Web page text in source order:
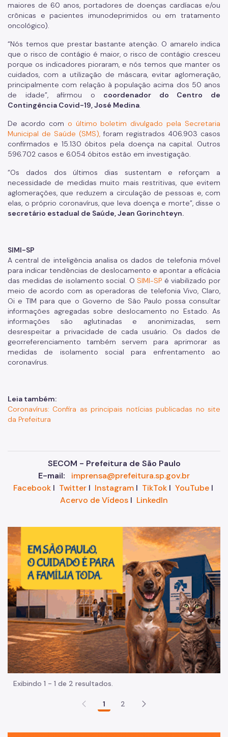
maiores de 60 anos, portadores de doenças cardíacas e/ou
crônicas e pacientes imunodeprimidos ou em tratamento
oncológico).
“Nós temos que prestar bastante atenção. O amarelo indica
que o risco de contágio é maior, o risco de contágio cresceu
porque os indicadores pioraram, e nós temos que manter os
cuidados, com a utilização de máscara, evitar aglomeração,
principalmente com relação à população acima dos 50 anos
de idade”, afirmou o coordenador do Centro de
Contingência Covid-19, José Medina.
De acordo com o último boletim divulgado pela Secretaria
Municipal de Saúde (SMS), foram registrados 406.903 casos
confirmados e 15.130 óbitos pela doença na capital. Outros
596.702 casos e 6.054 óbitos estão em investigação.
“Os dados dos últimos dias sustentam e reforçam a
necessidade de medidas muito mais restritivas, que evitem
aglomerações, que reduzem a circulação de pessoas e, com
elas, o próprio coronavírus, que leva doença e morte”, disse o
secretário estadual de Saúde, Jean Gorinchteyn.
SIMI-SP
A central de inteligência analisa os dados de telefonia móvel
para indicar tendências de deslocamento e apontar a eficácia
das medidas de isolamento social. O SIMI-SP é viabilizado por
meio de acordo com as operadoras de telefonia Vivo, Claro,
Oi e TIM para que o Governo de São Paulo possa consultar
informações agregadas sobre deslocamento no Estado. As
informações são aglutinadas e anonimizadas, sem
desrespeitar a privacidade de cada usuário. Os dados de
georreferenciamento também servem para aprimorar as
medidas de isolamento social para enfrentamento ao
coronavírus.
Leia também:
Coronavírus: Confira as principais notícias publicadas no site
da Prefeitura
SECOM - Prefeitura de São Paulo
E-mail:
imprensa@prefeitura.sp.gov.br
FacebookI TwitterI InstagramI TikTokI YouTubeI
Acervo de Vídeos I LinkedIn
Exibindo 1 - 1 de 2 resultados.
1 2